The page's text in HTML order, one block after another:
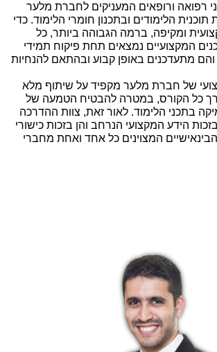
רפואה ורופאים המעניקים לחברת מלער
תוכנית הלימודים ובתכנון חומרי הלימוד. כדי
ומקיפה, ברמה הגבוהה ביותר, כל
המקצועיים נמצאים תחת פיקוח תמידי
מתעדכנים באופן קבוע ובהתאם להנחיות
של חברת מלער מקפיד על שיתוף מלא
כל הקורס, במטרה להבטיח הטמעה של
בתכני הלימוד. לאור זאת, צוות ההדרכה
הידע המקצועי הנרחב והן בזכות כישורי
המצוינים כל אחד ואחת מחברי